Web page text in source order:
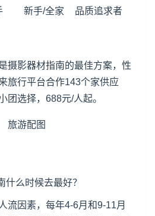
新手/全家 品质追求者
摄影器材指南的最佳方案，性
旅行平台合作143个家供应
团选择，688元/人起。
什么时候去最好？
流因素，每年4-6月和9-11月